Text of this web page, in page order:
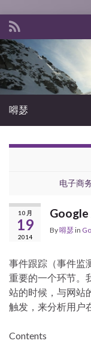
嘚瑟
电子商
10 月
19
2014
By嘚瑟 in
事件跟踪（事件监
重要的一个环节。
站的时候，与网站
触发，来分析用户
Contents